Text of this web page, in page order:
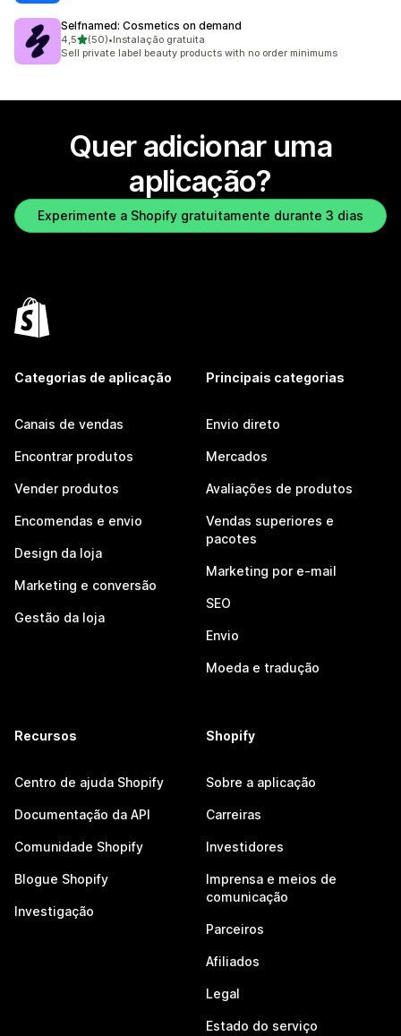
Selfnamed: Cosmetics on demand
4,5de 5 estrelas
(50)
50 total de avaliações
•Instalação gratuita
Sell private label beauty products with no order minimums
Quer adicionar uma
aplicação?
Experimente a Shopify gratuitamente durante 3 dias
Categorias de aplicação
Canais de vendas
Encontrar produtos
Vender produtos
Encomendas e envio
Design da loja
Marketing e conversão
Gestão da loja
Principais categorias
Envio direto
Mercados
Avaliações de produtos
Vendas superiores e
pacotes
Marketing por e-mail
SEO
Envio
Moeda e tradução
Recursos
Centro de ajuda Shopify
Documentação da API
Comunidade Shopify
Blogue Shopify
Investigação
Shopify
Sobre a aplicação
Carreiras
Investidores
Imprensa e meios de
comunicação
Parceiros
Afiliados
Legal
Estado do serviço